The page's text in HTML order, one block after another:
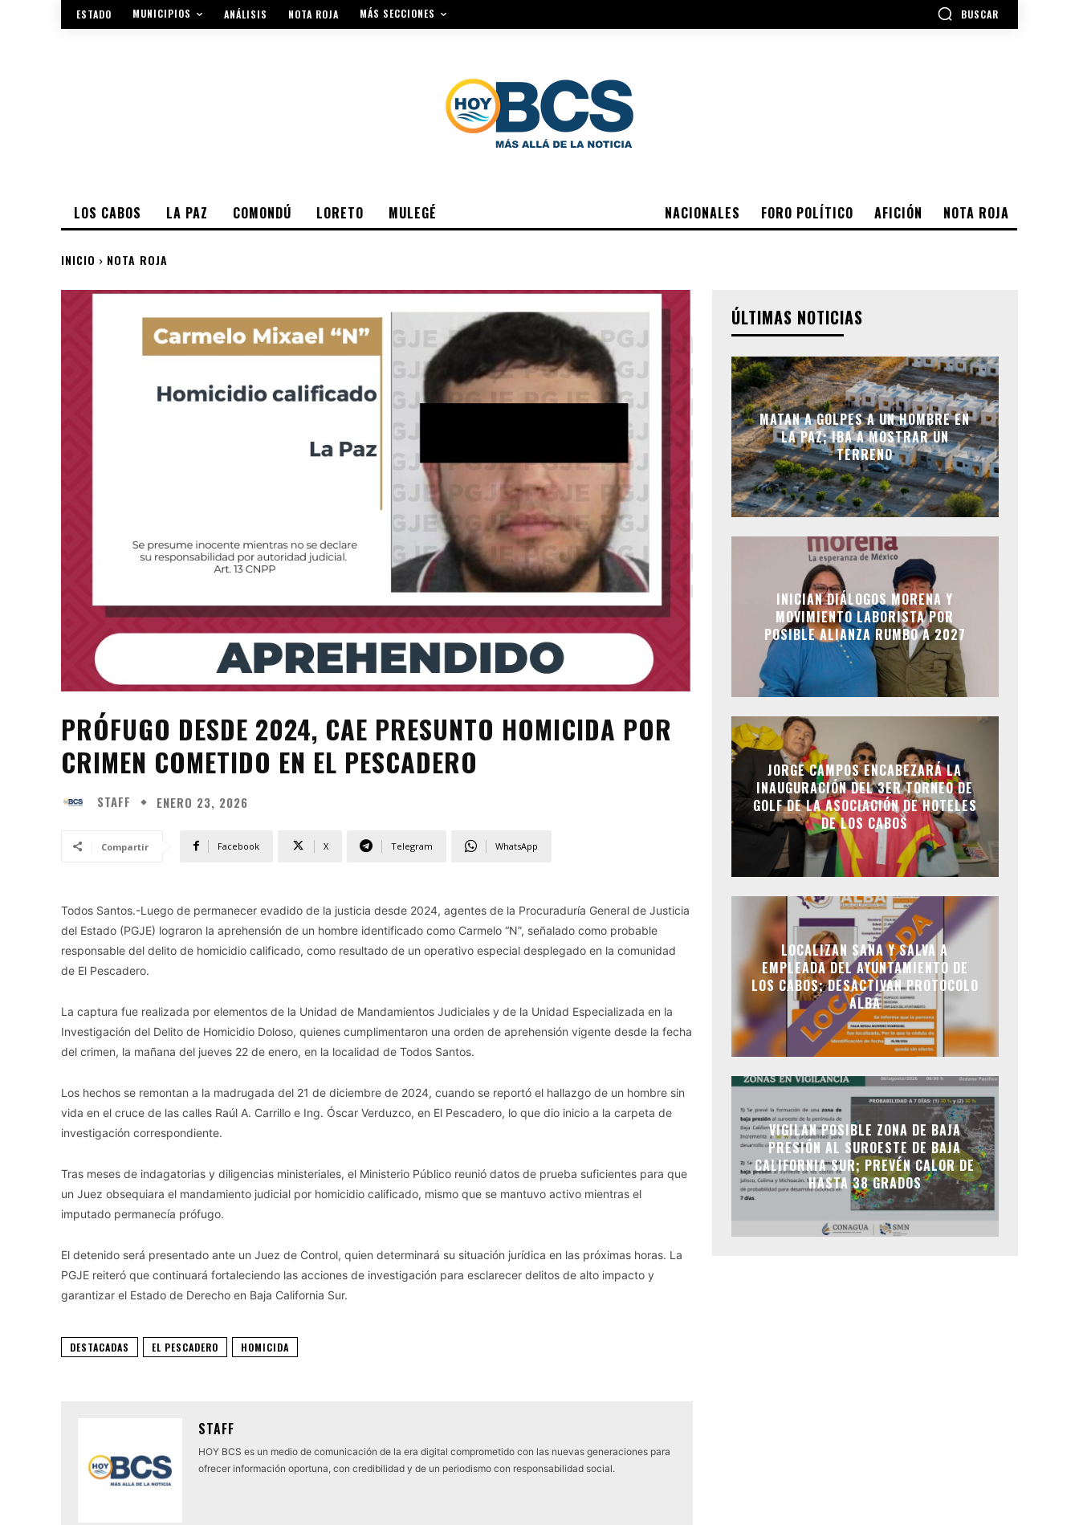
ESTADO MUNICIPIOS ANÁLISIS NOTA ROJA MÁS SECCIONES BUSCAR
NACIONALES FORO POLÍTICO AFICIÓN NOTA ROJA
LOS CABOS LA PAZ COMONDÚ LORETO MULEGÉ
INICIO NOTA ROJA
PRÓFUGO DESDE 2024, CAE PRESUNTO HOMICIDA POR
CRIMEN COMETIDO EN EL PESCADERO
STAFF ENERO 23, 2026
Compartir Facebook X Telegram WhatsApp
Todos Santos.-Luego de permanecer evadido de la justicia desde 2024, agentes de la Procuraduría General de Justicia
del Estado (PGJE) lograron la aprehensión de un hombre identificado como Carmelo “N”, señalado como probable
responsable del delito de homicidio calificado, como resultado de un operativo especial desplegado en la comunidad
de El Pescadero.
La captura fue realizada por elementos de la Unidad de Mandamientos Judiciales y de la Unidad Especializada en la
Investigación del Delito de Homicidio Doloso, quienes cumplimentaron una orden de aprehensión vigente desde la fecha
del crimen, la mañana del jueves 22 de enero, en la localidad de Todos Santos.
Los hechos se remontan a la madrugada del 21 de diciembre de 2024, cuando se reportó el hallazgo de un hombre sin
vida en el cruce de las calles Raúl A. Carrillo e Ing. Óscar Verduzco, en El Pescadero, lo que dio inicio a la carpeta de
investigación correspondiente.
Tras meses de indagatorias y diligencias ministeriales, el Ministerio Público reunió datos de prueba suficientes para que
un Juez obsequiara el mandamiento judicial por homicidio calificado, mismo que se mantuvo activo mientras el
imputado permanecía prófugo.
El detenido será presentado ante un Juez de Control, quien determinará su situación jurídica en las próximas horas. La
PGJE reiteró que continuará fortaleciendo las acciones de investigación para esclarecer delitos de alto impacto y
garantizar el Estado de Derecho en Baja California Sur.
DESTACADAS EL PESCADERO HOMICIDA
STAFF
HOY BCS es un medio de comunicación de la era digital comprometido con las nuevas generaciones para
ofrecer información oportuna, con credibilidad y de un periodismo con responsabilidad social.
ÚLTIMAS NOTICIAS
MATAN A GOLPES A UN HOMBRE EN
LA PAZ; IBA A MOSTRAR UN
TERRENO
INICIAN DIÁLOGOS MORENA Y
MOVIMIENTO LABORISTA POR
POSIBLE ALIANZA RUMBO A 2027
JORGE CAMPOS ENCABEZARÁ LA
INAUGURACIÓN DEL 3ER TORNEO DE
GOLF DE LA ASOCIACIÓN DE HOTELES
DE LOS CABOS
LOCALIZAN SANA Y SALVA A
EMPLEADA DEL AYUNTAMIENTO DE
LOS CABOS; DESACTIVAN PROTOCOLO
ALBA
VIGILAN POSIBLE ZONA DE BAJA
PRESIÓN AL SUROESTE DE BAJA
CALIFORNIA SUR; PREVÉN CALOR DE
HASTA 38 GRADOS